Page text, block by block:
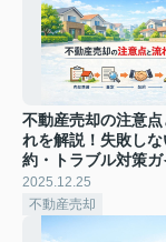
不動産売却の注意
れを解説！失敗し
約・トラブル対策ガ
2025.12.25
不動産売却